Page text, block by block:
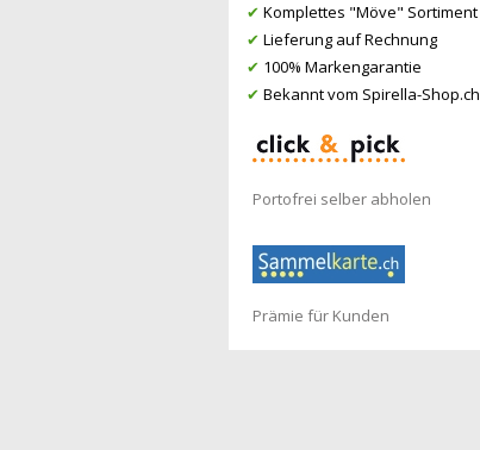
✔ Komplettes "Möve" Sortiment
✔ Lieferung auf Rechnung
✔ 100% Markengarantie
✔ Bekannt vom Spirella-Shop.ch
Portofrei selber abholen
Prämie für Kunden